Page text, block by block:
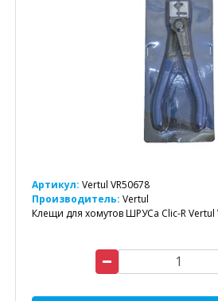
Артикул: Vertul VR50678
Производитель: Vertul
Клещи для хомутов ШРУСа Clic-R Vertul